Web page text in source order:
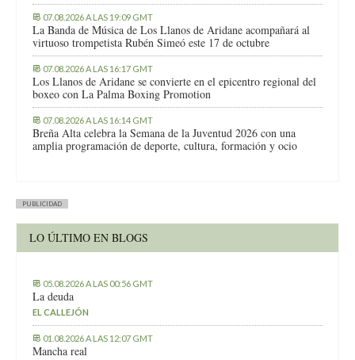
07.08.2026 A LAS 19:09 GMT
La Banda de Música de Los Llanos de Aridane acompañará al
virtuoso trompetista Rubén Simeó este 17 de octubre
07.08.2026 A LAS 16:17 GMT
Los Llanos de Aridane se convierte en el epicentro regional del
boxeo con La Palma Boxing Promotion
07.08.2026 A LAS 16:14 GMT
Breña Alta celebra la Semana de la Juventud 2026 con una
amplia programación de deporte, cultura, formación y ocio
PUBLICIDAD
LO ÚLTIMO EN BLOGS
05.08.2026 A LAS 00:56 GMT
La deuda
EL CALLEJÓN
01.08.2026 A LAS 12:07 GMT
Mancha real